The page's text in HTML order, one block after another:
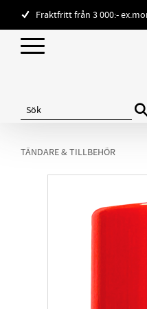
Fraktfritt från 3 000:-
TÄNDARE & TILLBEHÖR